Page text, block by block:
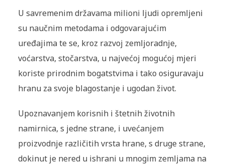
U savremenim državama milioni ljudi opremljeni
su naučnim metodama i odgovarajućim
uređajima te se, kroz razvoj zemljoradnje,
voćarstva, stočarstva, u najvećoj mogućoj mjeri
koriste prirodnim bogatstvima i tako osiguravaju
hranu za svoje blagostanje i ugodan život.
Upoznavanjem korisnih i štetnih životnih
namirnica, s jedne strane, i uvećanjem
proizvodnje različitih vrsta hrane, s druge strane,
dokinut je nered u ishrani u mnogim zemljama na